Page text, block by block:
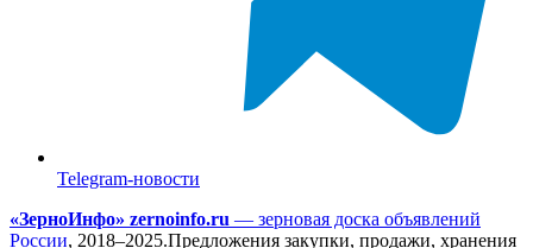
Telegram-новости
«ЗерноИнфо» zernoinfo.ru — зерновая доска объявлений
России, 2018–2025.Предложения закупки, продажи, хранения